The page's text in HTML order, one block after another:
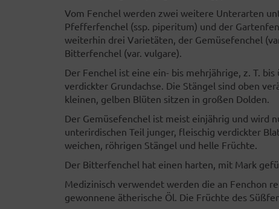
Vom Fenchel werden zwei weitere Unterarten
Pfefferfenchel (ssp. piperitum) und der
weiterhin drei Varietäten, der Gemüsefenchel
Bitterfenchel (var. vulgare).
Der Fenchel ist eine ein- bis mehrjährige, z. T.
verdickter Grundachse. Die Stängel sind oben
kleinen, gelben Blüten sitzen in großen Dolden.
Der Gemüsefenchel ist meist einjährig und wird
unterirdischen Teil junger, fleischig verdickter
weichen, röhrigen Stängel und helle Früchte.
Der Bitterfenchel hat einen harten, mit Mark
Medizinisch verwendet werden die an Fenchon
gewonnene ätherische Öl. Die Früchte des